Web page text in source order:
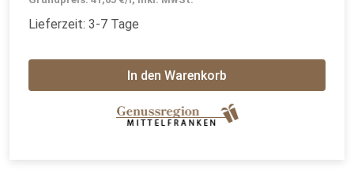
Lieferzeit: 3-7 Tage
In den Warenkorb